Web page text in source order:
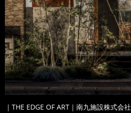
｜THE EDGE OF ART｜南九施設株式会社